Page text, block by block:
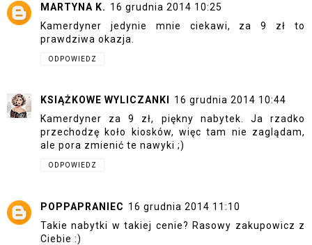
MARTYNA K. 16 grudnia 2014 10:25
Kamerdyner jedynie mnie ciekawi, za 9 zł to
prawdziwa okazja.
ODPOWIEDZ
KSIĄŻKOWE WYLICZANKI
16 grudnia 2014 10:44
Kamerdyner za 9 zł, piękny nabytek. Ja rzadko
przechodzę koło kiosków, więc tam nie zaglądam,
ale pora zmienić te nawyki ;)
ODPOWIEDZ
POPPAPRANIEC 16 grudnia 2014 11:10
Takie nabytki w takiej cenie? Rasowy zakupowicz z
Ciebie :)